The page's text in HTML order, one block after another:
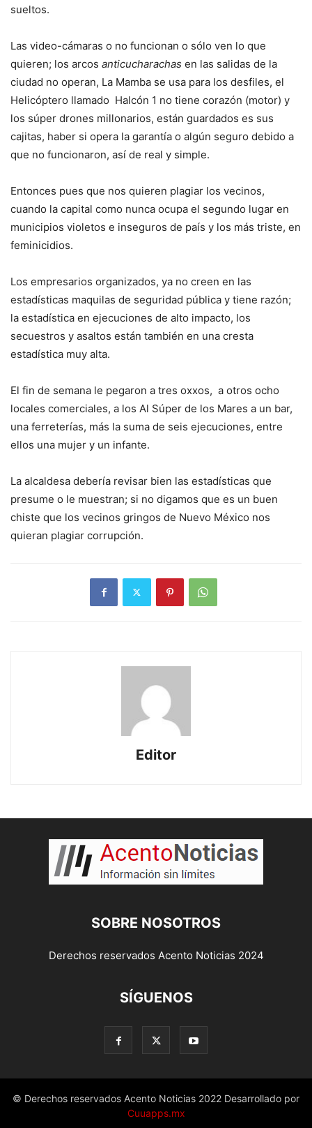
sueltos.
Las video-cámaras o no funcionan o sólo ven lo que
quieren; los arcos anticucharachas en las salidas de la
ciudad no operan, La Mamba se usa para los desfiles, el
Helicóptero llamado Halcón 1 no tiene corazón (motor) y
los súper drones millonarios, están guardados es sus
cajitas, haber si opera la garantía o algún seguro debido a
que no funcionaron, así de real y simple.
Entonces pues que nos quieren plagiar los vecinos,
cuando la capital como nunca ocupa el segundo lugar en
municipios violetos e inseguros de país y los más triste, en
feminicidios.
Los empresarios organizados, ya no creen en las
estadísticas maquilas de seguridad pública y tiene razón;
la estadística en ejecuciones de alto impacto, los
secuestros y asaltos están también en una cresta
estadística muy alta.
El fin de semana le pegaron a tres oxxos, a otros ocho
locales comerciales, a los Al Súper de los Mares a un bar,
una ferreterías, más la suma de seis ejecuciones, entre
ellos una mujer y un infante.
La alcaldesa debería revisar bien las estadísticas que
presume o le muestran; si no digamos que es un buen
chiste que los vecinos gringos de Nuevo México nos
quieran plagiar corrupción.
Editor
SOBRE NOSOTROS
Derechos reservados Acento Noticias 2024
SÍGUENOS
© Derechos reservados Acento Noticias 2022 Desarrollado por
Cuuapps.mx